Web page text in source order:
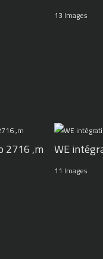
13 Images
2716 ,m WE
11 Images